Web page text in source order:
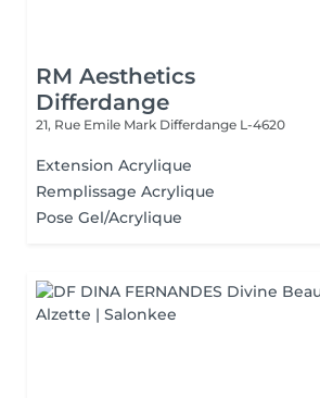
RM Aesthetics
Differdange
21, Rue Emile Mark Differdange L-4620
Extension Acrylique
Remplissage Acrylique
Pose Gel/Acrylique